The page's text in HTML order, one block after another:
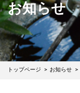
お知らせ
トップページ お知らせ